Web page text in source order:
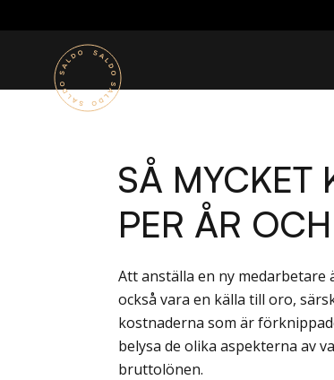
SÅ MYCKET
PER ÅR
Att anställa en ny
också vara en källa till oro,
kostnaderna som är
belysa de olika aspekterna av
bruttolönen.